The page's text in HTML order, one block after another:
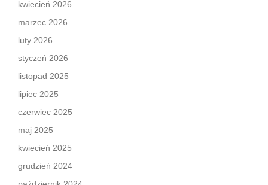
kwiecień 2026
marzec 2026
luty 2026
styczeń 2026
listopad 2025
lipiec 2025
czerwiec 2025
maj 2025
kwiecień 2025
grudzień 2024